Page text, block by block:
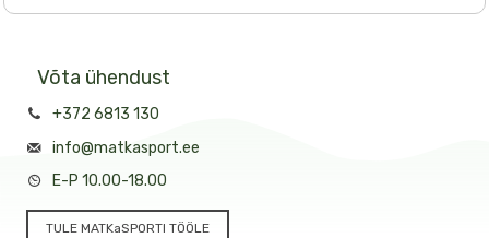
Võta ühendust
+372 6813 130
info@matkasport.ee
E-P 10.00-18.00
TULE MATKaSPORTI TÖÖLE